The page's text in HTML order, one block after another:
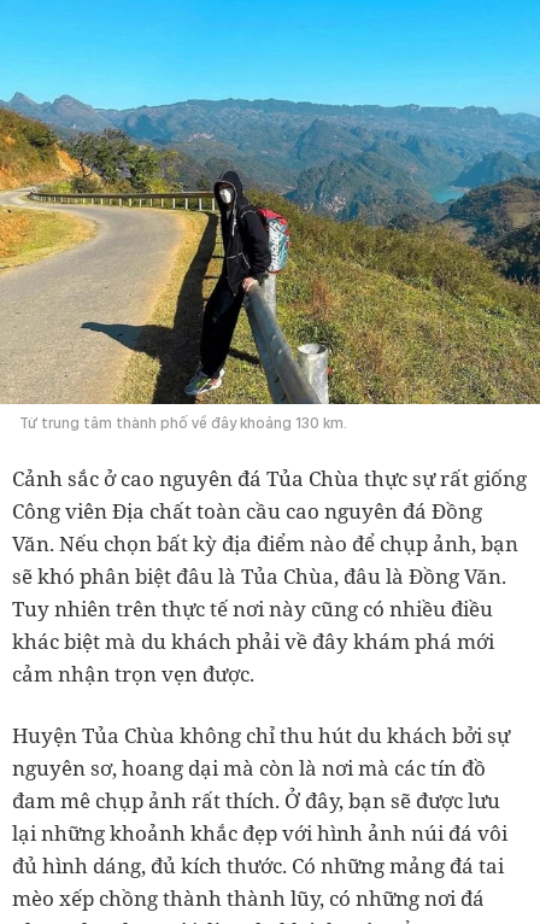
Từ trung tâm thành phố về đây khoảng 130 km.
Cảnh sắc ở cao nguyên đá Tủa Chùa thực sự rất giống
Công viên Địa chất toàn cầu cao nguyên đá Đồng
Văn. Nếu chọn bất kỳ địa điểm nào để chụp ảnh, bạn
sẽ khó phân biệt đâu là Tủa Chùa, đâu là Đồng Văn.
Tuy nhiên trên thực tế nơi này cũng có nhiều điều
khác biệt mà du khách phải về đây khám phá mới
cảm nhận trọn vẹn được.
Huyện Tủa Chùa không chỉ thu hút du khách bởi sự
nguyên sơ, hoang dại mà còn là nơi mà các tín đồ
đam mê chụp ảnh rất thích. Ở đây, bạn sẽ được lưu
lại những khoảnh khắc đẹp với hình ảnh núi đá vôi
đủ hình dáng, đủ kích thước. Có những mảng đá tai
mèo xếp chồng thành thành lũy, có những nơi đá